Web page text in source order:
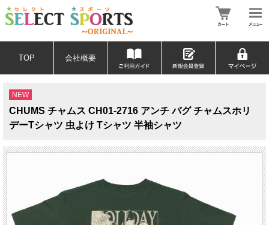
TOP 会社概要
NEW
CHUMS チャムス CH01-2716 アンチ バグ チャムスホリ
デーTシャツ 虫よけ Tシャツ 半袖シャツ